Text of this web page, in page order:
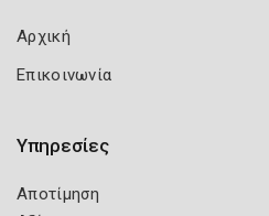
Αρχική
Επικοινωνία
Υπηρεσίες
Αποτίμηση